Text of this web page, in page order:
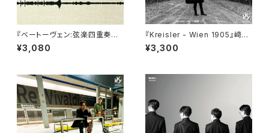
『ベートーヴェン:弦楽四重奏曲
全集4』ウェールズ弦楽四重奏団
¥3,080
『Kreisler - Wien 1905』﨑谷
直人 kKy records
¥3,300